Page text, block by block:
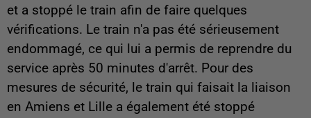
et a stoppé le train afin de faire quelques
vérifications. Le train n'a pas été sérieusement
endommagé, ce qui lui a permis de reprendre du
service après 50 minutes d'arrêt. Pour des
mesures de sécurité, le train qui faisait la liaison
en Amiens et Lille a également été stoppé